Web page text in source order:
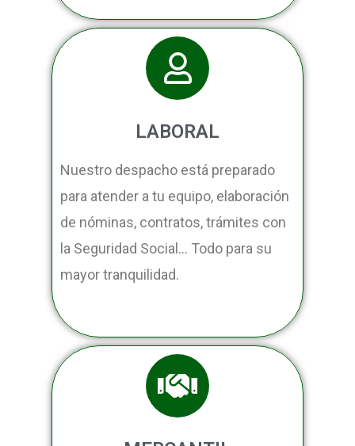
LABORAL
Nuestro despacho está preparado
para atender a tu equipo, elaboración
de nóminas, contratos, trámites con
la Seguridad Social… Todo para su
mayor tranquilidad.